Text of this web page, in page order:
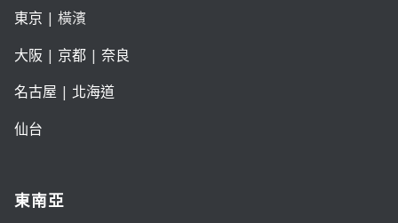
東京 | 橫濱
大阪 | 京都| 奈良
名古屋 | 北海道
仙台
東南亞